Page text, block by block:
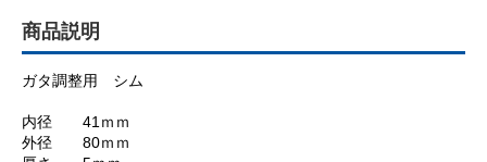
商品説明
ガタ調整用 シム
内径 41ｍｍ
外径 80ｍｍ